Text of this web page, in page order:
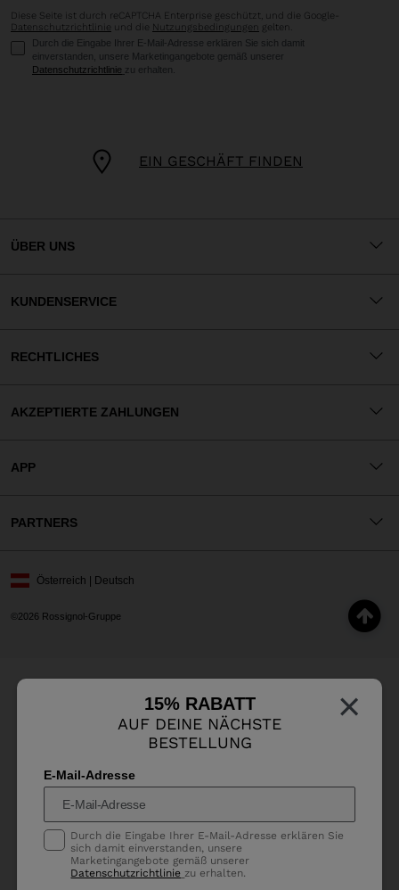
×
15% RABATT
AUF DEINE NÄCHSTE
BESTELLUNG
E-Mail-Adresse
Durch die Eingabe Ihrer E-Mail-Adresse erklären Sie
sich damit einverstanden, unsere
Marketingangebote gemäß unserer
Datenschutzrichtlinie zu erhalten.
EIN GESCHÄFT FINDEN
Diese Seite ist durch reCAPTCHA Enterprise geschützt, und die Google-
Datenschutzrichtlinie und die Nutzungsbedingungen gelten.
Durch die Eingabe Ihrer E-Mail-Adresse erklären Sie sich damit
einverstanden, unsere Marketingangebote gemäß unserer
Datenschutzrichtlinie zu erhalten.
ÜBER UNS
KUNDENSERVICE
RECHTLICHES
AKZEPTIERTE ZAHLUNGEN
APP
PARTNERS
©2026 Rossignol-Gruppe
Österreich | Deutsch